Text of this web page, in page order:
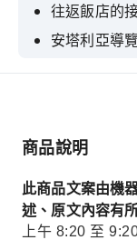
往返飯店的
安塔利亞導
安塔利亞乘
商品說明
此商品文案由機
述、原文內容有
上午 8:20 至